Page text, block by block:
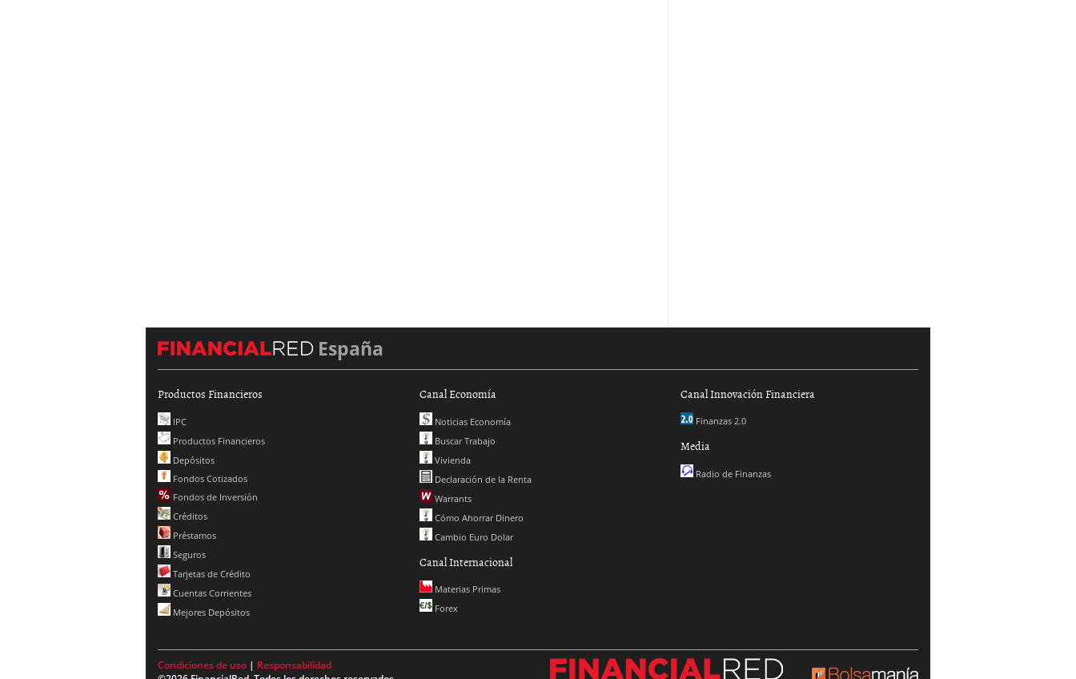
España
Productos Financieros
IPC
Productos Financieros
Depósitos
Fondos Cotizados
Fondos de Inversión
Créditos
Préstamos
Seguros
Tarjetas de Crédito
Cuentas Corrientes
Mejores Depósitos
Canal Economía
Noticias Economía
Buscar Trabajo
Vivienda
Declaración de la Renta
Warrants
Cómo Ahorrar Dinero
Cambio Euro Dolar
Canal Internacional
Materias Primas
Forex
Canal Innovación Financiera
Finanzas 2.0
Media
Radio de Finanzas
Condiciones de uso | Responsabilidad